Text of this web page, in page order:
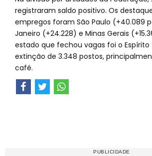
registraram saldo positivo. Os
empregos foram São Paulo (+40.089
Janeiro (+24.228) e Minas Gerais
estado que fechou vagas foi o Espírito
extinção de 3.348 postos,
café.